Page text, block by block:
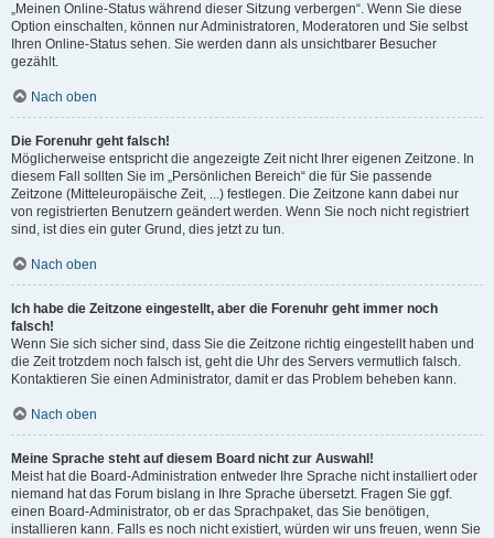
„Meinen Online-Status während dieser Sitzung verbergen“. Wenn Sie diese
Option einschalten, können nur Administratoren, Moderatoren und Sie selbst
Ihren Online-Status sehen. Sie werden dann als unsichtbarer Besucher
gezählt.
Nach oben
Die Forenuhr geht falsch!
Möglicherweise entspricht die angezeigte Zeit nicht Ihrer eigenen Zeitzone. In
diesem Fall sollten Sie im „Persönlichen Bereich“ die für Sie passende
Zeitzone (Mitteleuropäische Zeit, ...) festlegen. Die Zeitzone kann dabei nur
von registrierten Benutzern geändert werden. Wenn Sie noch nicht registriert
sind, ist dies ein guter Grund, dies jetzt zu tun.
Nach oben
Ich habe die Zeitzone eingestellt, aber die Forenuhr geht immer noch
falsch!
Wenn Sie sich sicher sind, dass Sie die Zeitzone richtig eingestellt haben und
die Zeit trotzdem noch falsch ist, geht die Uhr des Servers vermutlich falsch.
Kontaktieren Sie einen Administrator, damit er das Problem beheben kann.
Nach oben
Meine Sprache steht auf diesem Board nicht zur Auswahl!
Meist hat die Board-Administration entweder Ihre Sprache nicht installiert oder
niemand hat das Forum bislang in Ihre Sprache übersetzt. Fragen Sie ggf.
einen Board-Administrator, ob er das Sprachpaket, das Sie benötigen,
installieren kann. Falls es noch nicht existiert, würden wir uns freuen, wenn Sie